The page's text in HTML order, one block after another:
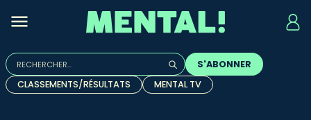
Rechercher :
Quand les résultats de l'auto-complétion sont
S'ABONNER
CLASSEMENTS/RÉSULTATS
MENTAL TV